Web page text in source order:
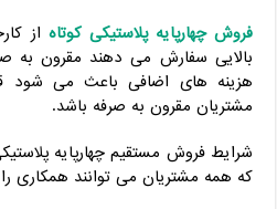
فروش چهارپایه پلاستیکی کوتاه از
بالایی سفارش می دهند مقرون به
هزینه های اضافی باعث می شود
مشتریان مقرون به صرفه باشد.
شرایط فروش مستقیم چهارپایه
که همه مشتریان می توانند همکاری را